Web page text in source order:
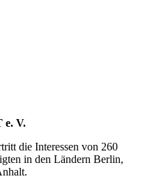
e. V.
die Interessen von 260
in den Ländern Berlin,